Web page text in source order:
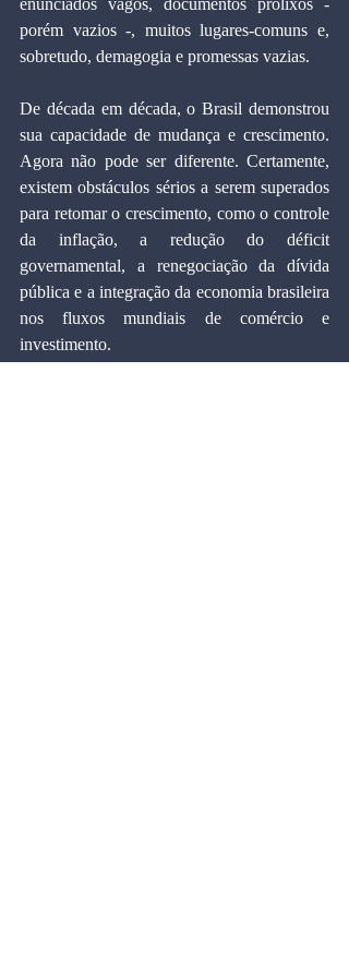
enunciados vagos, documentos prolixos -
porém vazios -, muitos lugares-comuns e,
sobretudo, demagogia e promessas vazias.
De década em década, o Brasil demonstrou
sua capacidade de mudança e crescimento.
Agora não pode ser diferente. Certamente,
existem obstáculos sérios a serem superados
para retomar o crescimento, como o controle
da inflação, a redução do déficit
governamental, a renegociação da dívida
pública e a integração da economia brasileira
nos fluxos mundiais de comércio e
investimento.